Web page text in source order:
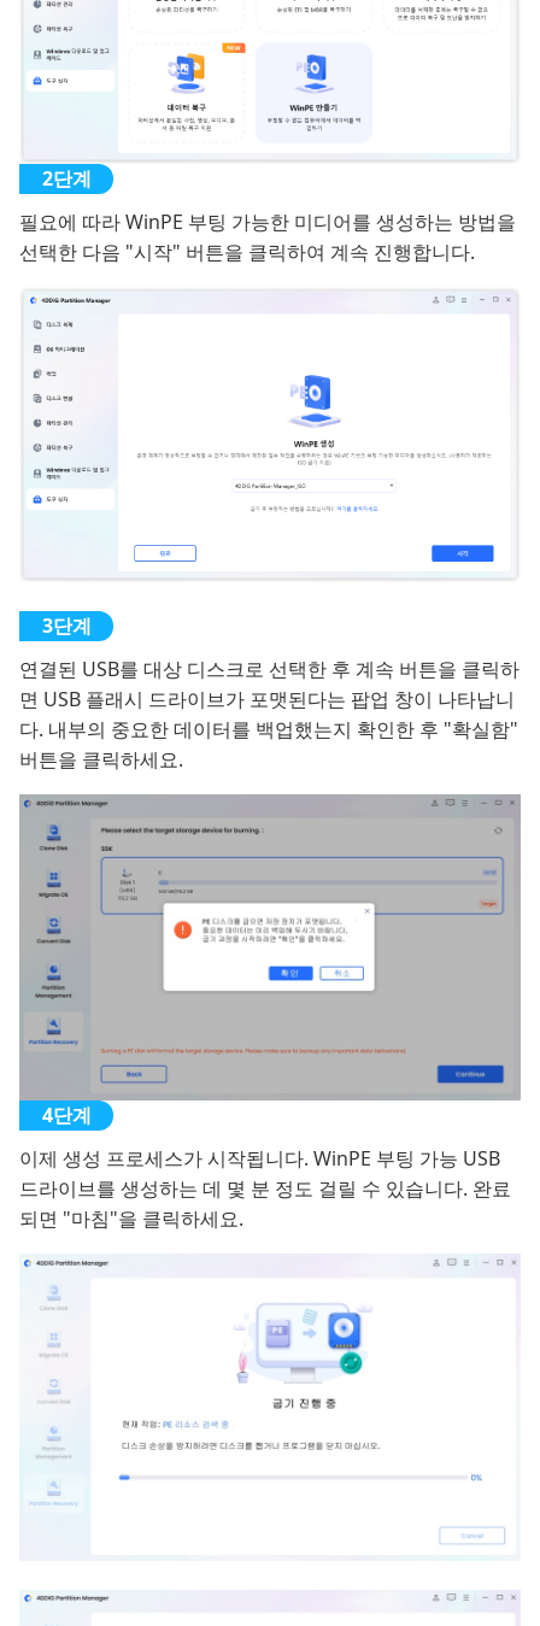
필요에 따라 WinPE 부팅 가능한 미디어를 생성하는 방법을
선택한 다음 "시작" 버튼을 클릭하여 계속 진행합니다.
연결된 USB를 대상 디스크로 선택한 후 계속 버튼을 클릭하
면 USB 플래시 드라이브가 포맷된다는 팝업 창이 나타납니
다. 내부의 중요한 데이터를 백업했는지 확인한 후 "확실함"
버튼을 클릭하세요.
이제 생성 프로세스가 시작됩니다. WinPE 부팅 가능 USB
드라이브를 생성하는 데 몇 분 정도 걸릴 수 있습니다. 완료
되면 "마침"을 클릭하세요.